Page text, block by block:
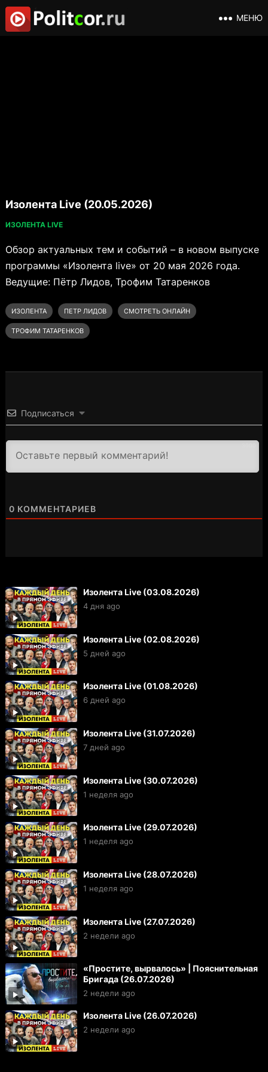
МЕНЮ
Изолента Live (20.05.2026)
ИЗОЛЕНТА LIVE
Обзор актуальных тем и событий – в новом выпуске
программы «Изолента live» от 20 мая 2026 года.
Ведущие: Пётр Лидов, Трофим Татаренков
ИЗОЛЕНТА ПЕТР ЛИДОВ СМОТРЕТЬ ОНЛАЙН
ТРОФИМ ТАТАРЕНКОВ
Подписаться
0 КОММЕНТАРИЕВ
Изолента Live (03.08.2026)
4 дня ago
Изолента Live (02.08.2026)
5 дней ago
Изолента Live (01.08.2026)
6 дней ago
Изолента Live (31.07.2026)
7 дней ago
Изолента Live (30.07.2026)
1 неделя ago
Изолента Live (29.07.2026)
1 неделя ago
Изолента Live (28.07.2026)
1 неделя ago
Изолента Live (27.07.2026)
2 недели ago
«Простите, вырвалось» | Пояснительная
Бригада (26.07.2026)
2 недели ago
Изолента Live (26.07.2026)
2 недели ago